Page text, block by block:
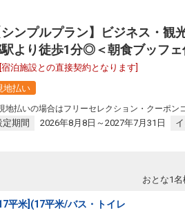
シンプルプラン】ビジネス・
より徒歩1分◎＜朝食ブッフェ
[宿泊施設との直接契約となります]
地払い
地払いの場合はフリーセレクション・クーポン
定期間 2026年8月8日～2027年7月31日
おとな1
平米](17平米/バス・トイレ